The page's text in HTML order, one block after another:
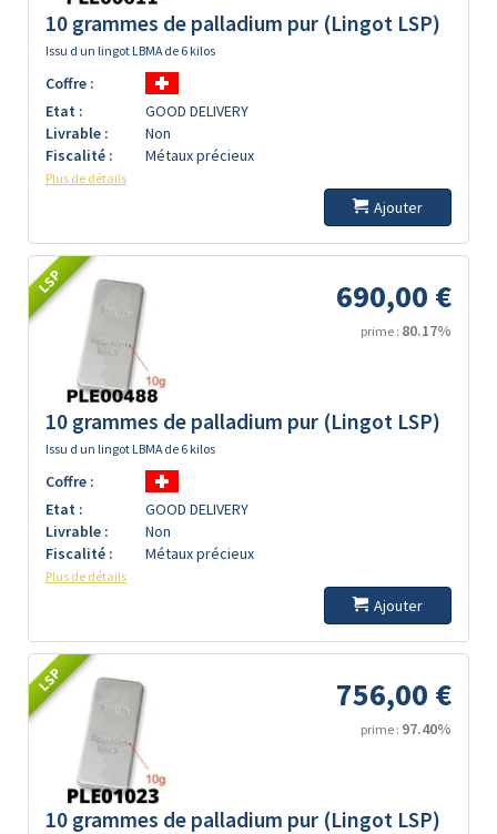
10 grammes de palladium pur (Lingot LSP)
Issu d un lingot LBMA de 6 kilos
Coffre :
Etat :
GOOD DELIVERY
Livrable :
Non
Fiscalité :
Métaux précieux
Plus de détails
Ajouter
LSP 690,00 €
prime : 80.17%
10 grammes de palladium pur (Lingot LSP)
Issu d un lingot LBMA de 6 kilos
Coffre :
Etat :
GOOD DELIVERY
Livrable :
Non
Fiscalité :
Métaux précieux
Plus de détails
Ajouter
LSP 756,00 €
prime : 97.40%
10 grammes de palladium pur (Lingot LSP)